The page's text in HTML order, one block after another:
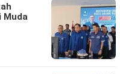
Muda